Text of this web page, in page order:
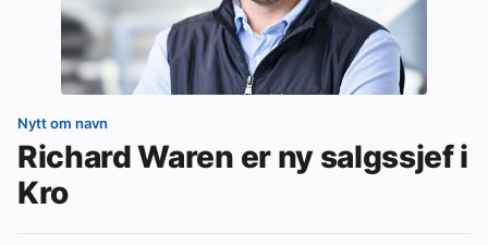
Nytt om navn
Richard Waren er ny salgssjef i
Kro